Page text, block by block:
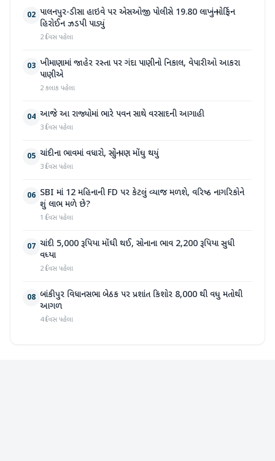
02 પાલનપુર-ડીસા હાઇવે પર એસઓજી પોલીસે 19.80 લાખનું મોર્ફિન
હિરોઈન ઝડપી પાડ્યું
2 દિવસ પહેલા
03 ખીમાણામાં જાહેર રસ્તા પર ગંદા પાણીનો નિકાલ, વેપારીઓ આકરા
પાણીએ
2 કલાક પહેલા
04 આજે આ રાજ્યોમાં ભારે પવન સાથે વરસાદની આગાહી
3 દિવસ પહેલા
05 ચાંદીના ભાવમાં વધારો, સોનું પણ મોંઘુ થયું
3 દિવસ પહેલા
06 SBI માં 12 મહિનાની FD પર કેટલું વ્યાજ મળશે, વરિષ્ઠ નાગરિકોને
શું લાભ મળે છે?
1 દિવસ પહેલા
07 ચાંદી 5,000 રૂપિયા મોંઘી થઈ, સોનાના ભાવ 2,200 રૂપિયા સુધી
વધ્યા
2 દિવસ પહેલા
08 બાંકીપુર વિધાનસભા બેઠક પર પ્રશાંત કિશોર 8,000 થી વધુ મતોથી
આગળ
4 દિવસ પહેલા